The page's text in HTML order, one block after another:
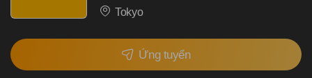
Tokyo
Ứng tuyển